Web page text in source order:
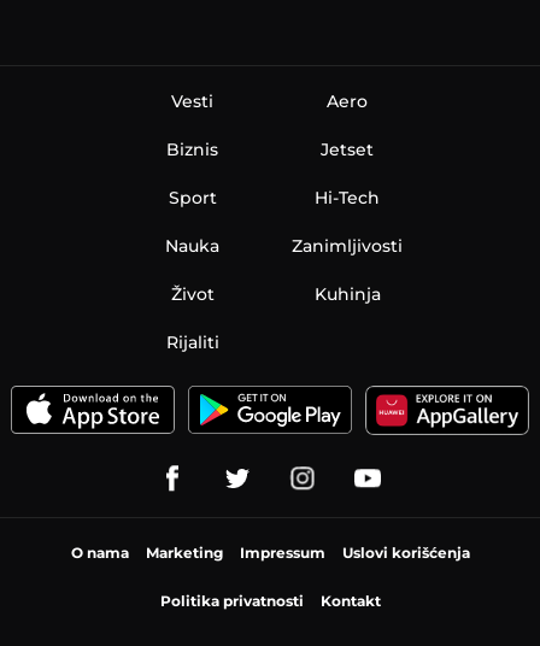
Vesti
Biznis
Sport
Nauka
Aero
Jetset
Hi-Tech
Zanimljivosti
Život Kuhinja
Rijaliti
O nama Marketing Impressum Uslovi korišćenja
Politika privatnosti Kontakt